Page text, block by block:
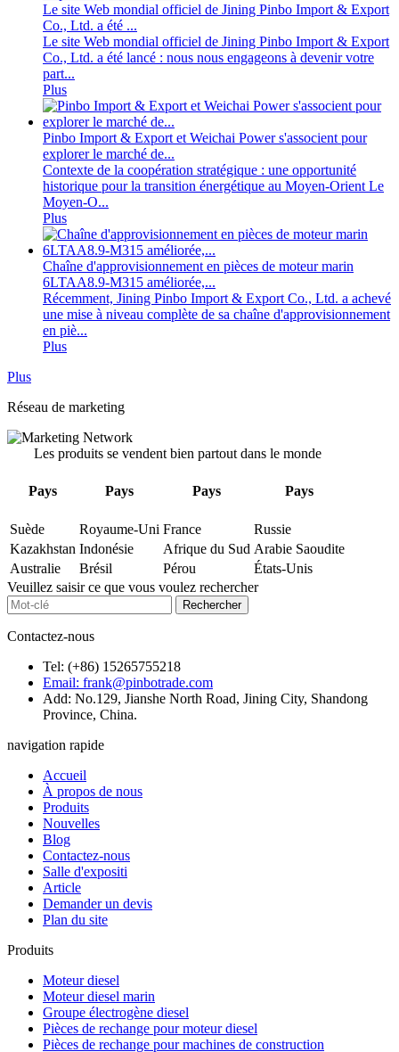
Le site Web mondial officiel de Jining Pinbo Import & Export
Co., Ltd. a été ...
Le site Web mondial officiel de Jining Pinbo Import & Export
Co., Ltd. a été lancé : nous nous engageons à devenir votre
part...
Plus
Pinbo Import & Export et Weichai Power s'associent pour
explorer le marché de...
Contexte de la coopération stratégique : une opportunité
historique pour la transition énergétique au Moyen-Orient Le
Moyen-O...
Plus
Chaîne d'approvisionnement en pièces de moteur marin
6LTAA8.9-M315 améliorée,...
Récemment, Jining Pinbo Import & Export Co., Ltd. a achevé
une mise à niveau complète de sa chaîne d'approvisionnement
en piè...
Plus
Plus
Réseau de marketing
Les produits se vendent bien partout dans le monde
Pays Pays Pays Pays
Suède Royaume-Uni France
Russie
Kazakhstan Indonésie Afrique du Sud Arabie Saoudite
Australie
Brésil Pérou
États-Unis
Veuillez saisir ce que vous voulez rechercher
Contactez-nous
Tel: (+86) 15265755218
Email: frank@pinbotrade.com
Add: No.129, Jianshe North Road, Jining City, Shandong
Province, China.
navigation rapide
Accueil
À propos de nous
Produits
Nouvelles
Blog
Contactez-nous
Salle d'expositi
Article
Demander un devis
Plan du site
Produits
Moteur diesel
Moteur diesel marin
Groupe électrogène diesel
Pièces de rechange pour moteur diesel
Pièces de rechange pour machines de construction